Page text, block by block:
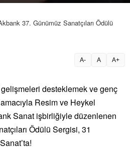
37. Günümüz Sanatçıları Ödülü
A- A A+
desteklemek ve genç
Resim ve Heykel
Sanat işbirliğiyle düzenlenen
Ödülü Sergisi, 31